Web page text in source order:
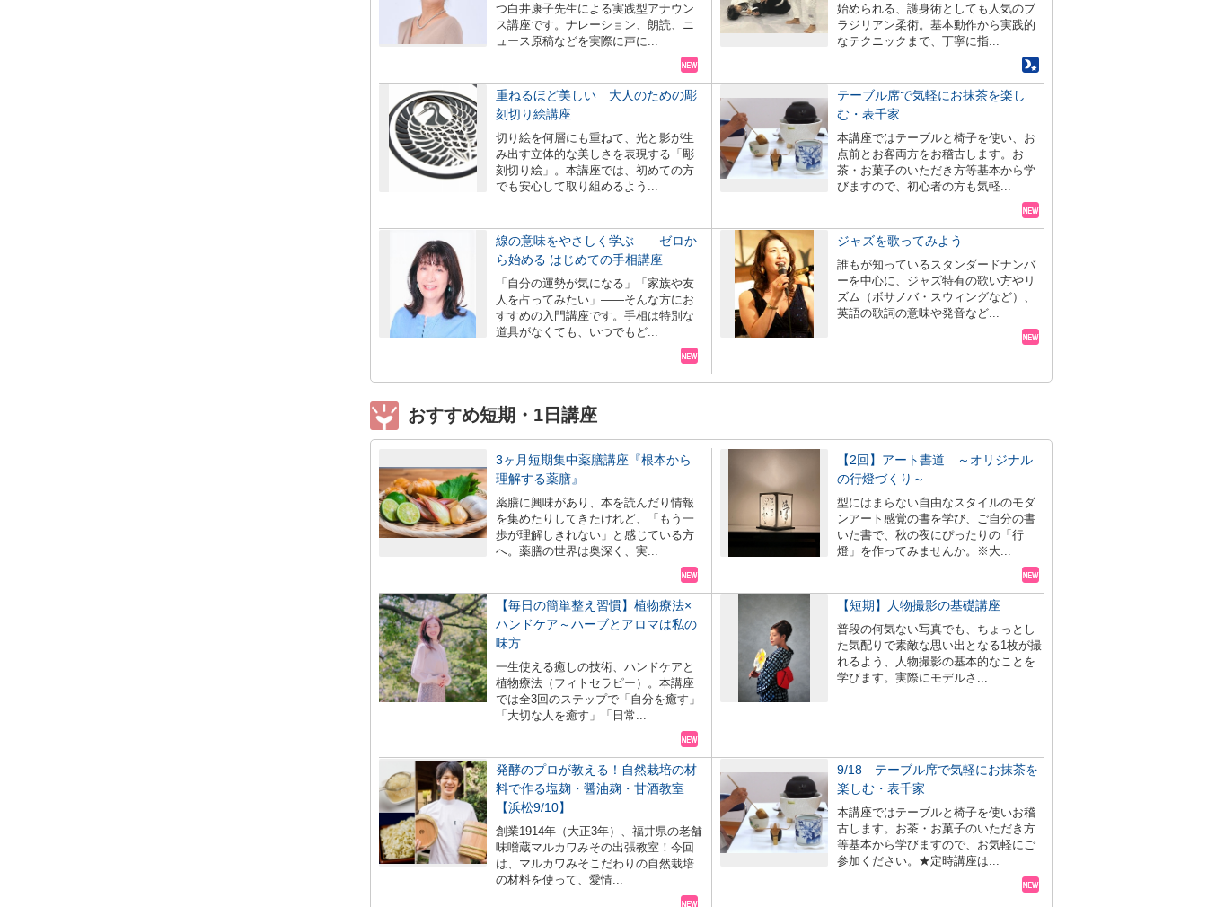
つ白井康子先生による実践型アナウン
ス講座です。ナレーション、朗読、ニ
ュース原稿などを実際に声に...
始められる、護身術としても人気のブ
ラジリアン柔術。基本動作から実践的
なテクニックまで、丁寧に指...
重ねるほど美しい 大人のための彫
刻切り絵講座
切り絵を何層にも重ねて、光と影が生
み出す立体的な美しさを表現する「彫
刻切り絵」。本講座では、初めての方
でも安心して取り組めるよう...
テーブル席で気軽にお抹茶を楽し
む・表千家
本講座ではテーブルと椅子を使い、お
点前とお客両方をお稽古します。お
茶・お菓子のいただき方等基本から学
びますので、初心者の方も気軽...
線の意味をやさしく学ぶ ゼロか
ら始める はじめての手相講座
「自分の運勢が気になる」「家族や友
人を占ってみたい」――そんな方にお
すすめの入門講座です。手相は特別な
道具がなくても、いつでもど...
ジャズを歌ってみよう
誰もが知っているスタンダードナンバ
ーを中心に、ジャズ特有の歌い方やリ
ズム（ボサノバ・スウィングなど）、
英語の歌詞の意味や発音など...
おすすめ短期・1日講座
3ヶ月短期集中薬膳講座『根本から
理解する薬膳』
薬膳に興味があり、本を読んだり情報
を集めたりしてきたけれど、「もう一
歩が理解しきれない」と感じている方
へ。薬膳の世界は奥深く、実...
【2回】アート書道 ～オリジナル
の行燈づくり～
型にはまらない自由なスタイルのモダ
ンアート感覚の書を学び、ご自分の書
いた書で、秋の夜にぴったりの「行
燈」を作ってみませんか。※大...
【毎日の簡単整え習慣】植物療法×
ハンドケア～ハーブとアロマは私の
味方
一生使える癒しの技術、ハンドケアと
植物療法（フィトセラピー）。本講座
では全3回のステップで「自分を癒す」
「大切な人を癒す」「日常...
【短期】人物撮影の基礎講座
普段の何気ない写真でも、ちょっとし
た気配りで素敵な思い出となる1枚が撮
れるよう、人物撮影の基本的なことを
学びます。実際にモデルさ...
発酵のプロが教える！自然栽培の材
料で作る塩麹・醤油麹・甘酒教室
【浜松9/10】
創業1914年（大正3年）、福井県の老舗
味噌蔵マルカワみその出張教室！今回
は、マルカワみそこだわりの自然栽培
の材料を使って、愛情...
9/18 テーブル席で気軽にお抹茶を
楽しむ・表千家
本講座ではテーブルと椅子を使いお稽
古します。お茶・お菓子のいただき方
等基本から学びますので、お気軽にご
参加ください。★定時講座は...